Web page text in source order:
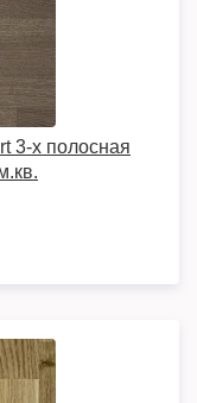
3-х полосная